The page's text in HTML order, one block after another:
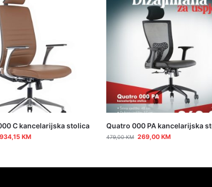
C kancelarijska stolica
934,15KM
Quatro 000 PA kancelarijska
479,00KM 269,00 KM